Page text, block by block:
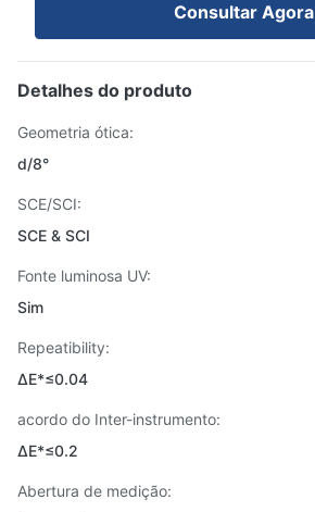
Consultar Agora
Detalhes do produto
Geometria ótica:
d/8°
SCE/SCI:
SCE & SCI
Fonte luminosa UV:
Sim
Repeatibility:
ΔE*≤0.04
acordo do Inter-instrumento:
ΔE*≤0.2
Abertura de medição: